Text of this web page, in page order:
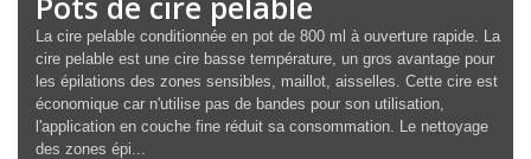
La cire pelable conditionnée en pot de 800 ml à ouverture rapide. La
cire pelable est une cire basse température, un gros avantage pour
les épilations des zones sensibles, maillot, aisselles. Cette cire est
économique car n'utilise pas de bandes pour son utilisation,
l'application en couche fine réduit sa consommation. Le nettoyage
des zones épi...